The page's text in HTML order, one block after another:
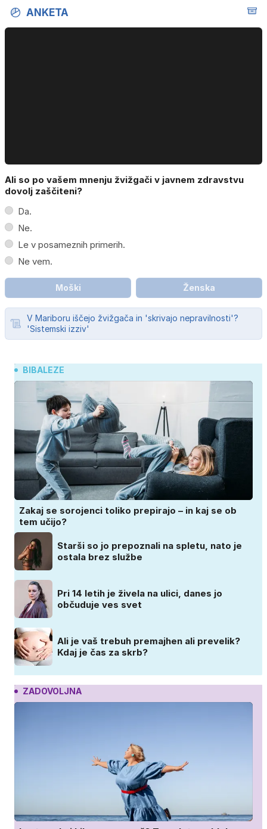
ANKETA
Ali so po vašem mnenju žvižgači v javnem zdravstvu
dovolj zaščiteni?
Da.
Ne.
Le v posameznih primerih.
Ne vem.
Moški Ženska
V Mariboru iščejo žvižgača in 'skrivajo nepravilnosti'?
'Sistemski izziv'
BIBALEZE
Zakaj se sorojenci toliko prepirajo – in kaj se ob
tem učijo?
Starši so jo prepoznali na spletu, nato je
ostala brez službe
Pri 14 letih je živela na ulici, danes jo
občuduje ves svet
Ali je vaš trebuh premajhen ali prevelik?
Kdaj je čas za skrb?
ZADOVOLJNA